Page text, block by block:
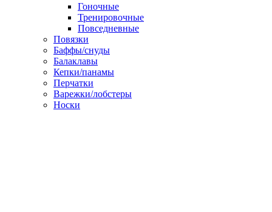
Гоночные
Тренировочные
Повседневные
Повязки
Баффы/снуды
Балаклавы
Кепки/панамы
Перчатки
Варежки/лобстеры
Носки